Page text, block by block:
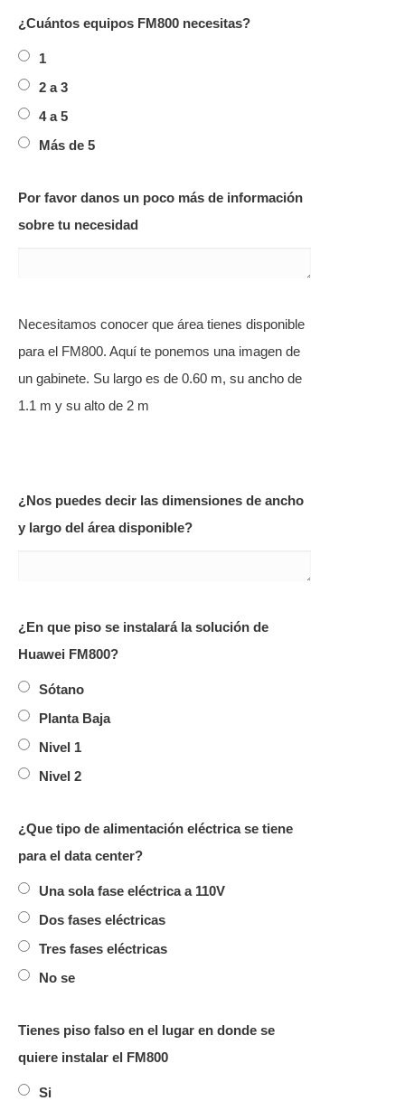
¿Cuántos equipos FM800 necesitas?
1
2 a 3
4 a 5
Más de 5
Por favor danos un poco más de información
sobre tu necesidad
Necesitamos conocer que área tienes disponible
para el FM800. Aquí te ponemos una imagen de
un gabinete. Su largo es de 0.60 m, su ancho de
1.1 m y su alto de 2 m
¿Nos puedes decir las dimensiones de ancho
y largo del área disponible?
¿En que piso se instalará la solución de
Huawei FM800?
Sótano
Planta Baja
Nivel 1
Nivel 2
¿Que tipo de alimentación eléctrica se tiene
para el data center?
Una sola fase eléctrica a 110V
Dos fases eléctricas
Tres fases eléctricas
No se
Tienes piso falso en el lugar en donde se
quiere instalar el FM800
Si